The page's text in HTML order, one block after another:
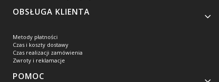
OBSŁUGA KLIENTA
Metody płatności
Czas i koszty dostawy
Czas realizacji zamówienia
Zwroty i reklamacje
POMOC